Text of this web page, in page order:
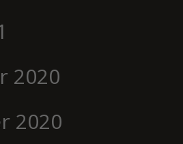
2020
2020